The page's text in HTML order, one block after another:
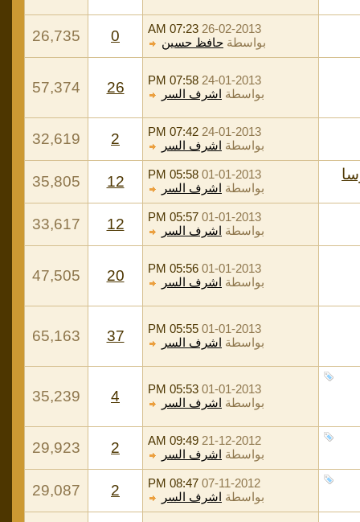
26-02-2013
07:23 AM
بواسطة حافظ حسين 0
26,735
24-01-2013
07:58 PM
بواسطة اشرف السر 26
57,374
24-01-2013
07:42 PM
بواسطة اشرف السر 2
32,619
01-01-2013
05:58 PM
بواسطة اشرف السر 12
35,805
01-01-2013
05:57 PM
بواسطة اشرف السر 12
33,617
01-01-2013
05:56 PM
بواسطة اشرف السر 20
47,505
01-01-2013
05:55 PM
بواسطة اشرف السر 37
65,163
01-01-2013
05:53 PM
بواسطة اشرف السر 4
35,239
21-12-2012
09:49 AM
بواسطة اشرف السر 2
29,923
07-11-2012
08:47 PM
بواسطة اشرف السر 2
29,087